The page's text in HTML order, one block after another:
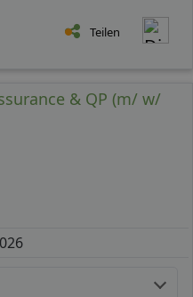
Teilen
& QP (m/ w/